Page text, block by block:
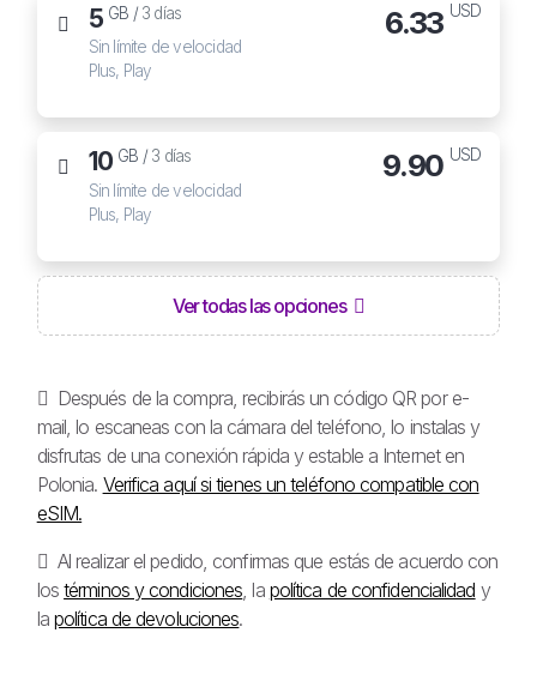
5 GB /3 días
Sin límite de velocidad
Plus, Play
6.33 USD
10 GB /3 días
Sin límite de velocidad
Plus, Play
9.90 USD
Ver todas las opciones
Después de la compra, recibirás un código QR por e-
mail, lo escaneas con la cámara del teléfono, lo instalas y
disfrutas de una conexión rápida y estable a Internet en
Polonia. Verifica aquí si tienes un teléfono compatible con
eSIM.
Al realizar el pedido, confirmas que estás de acuerdo con
lostérminos y condiciones , la política de confidencialidad y
la política de devoluciones.